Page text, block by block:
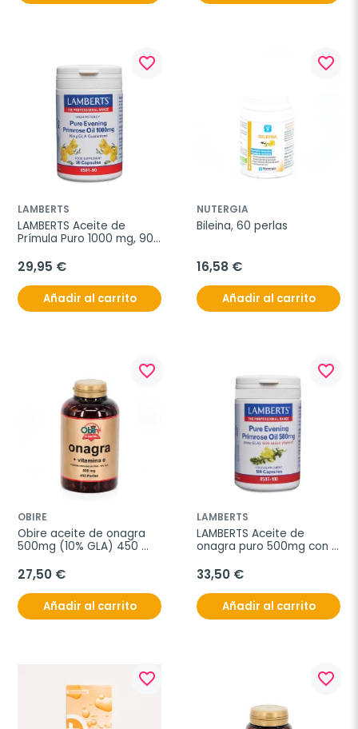
favorite_border
LAMBERTS
LAMBERTS Aceite de
Prímula Puro 1000 mg, 90
29,95 €
Añadir al carrito
favorite_border
NUTERGIA
Bileina, 60 perlas
16,58 €
Añadir al carrito
favorite_border
OBIRE
Obire aceite de onagra
500mg (10% GLA) 450
27,50 €
Añadir al carrito
favorite_border
LAMBERTS
LAMBERTS Aceite de
onagra puro 500mg con
33,50 €
Añadir al carrito
favorite_border favorite_border